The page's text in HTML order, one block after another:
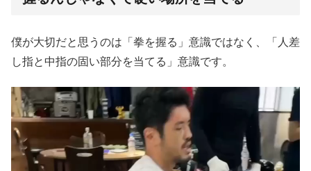
僕が大切だと思うのは「拳を握る」意識ではなく、「人差
し指と中指の固い部分を当てる」意識です。
動
画
プ
レ